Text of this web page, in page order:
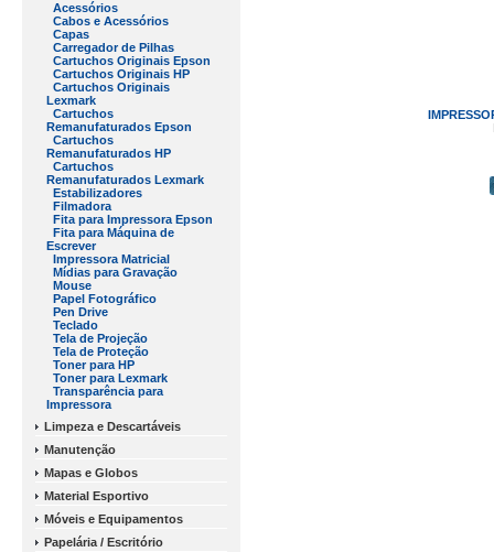
Acessórios
Cabos e Acessórios
Capas
Carregador de Pilhas
Cartuchos Originais Epson
Cartuchos Originais HP
Cartuchos Originais
Lexmark
Cartuchos
Remanufaturados Epson
Cartuchos
Remanufaturados HP
Cartuchos
Remanufaturados Lexmark
Estabilizadores
Filmadora
Fita para Impressora Epson
Fita para Máquina de
Escrever
Impressora Matricial
Mídias para Gravação
Mouse
Papel Fotográfico
Pen Drive
Teclado
Tela de Projeção
Tela de Proteção
Toner para HP
Toner para Lexmark
Transparência para
Impressora
Limpeza e Descartáveis
Manutenção
Mapas e Globos
Material Esportivo
Móveis e Equipamentos
Papelária / Escritório